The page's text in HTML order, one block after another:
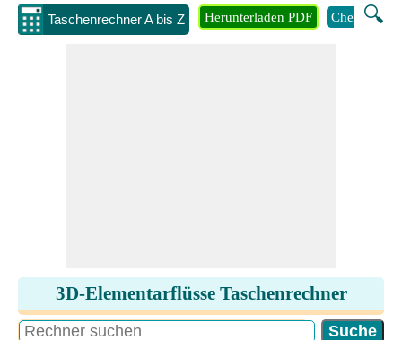
Taschenrechner A bis Z 🔍
Herunterladen PDF Chemie
3D-Elementarflüsse Taschenrechner